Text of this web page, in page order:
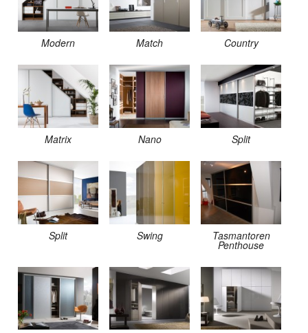
Modern Match Country
Matrix Nano Split
Split Swing Tasmantoren
Penthouse